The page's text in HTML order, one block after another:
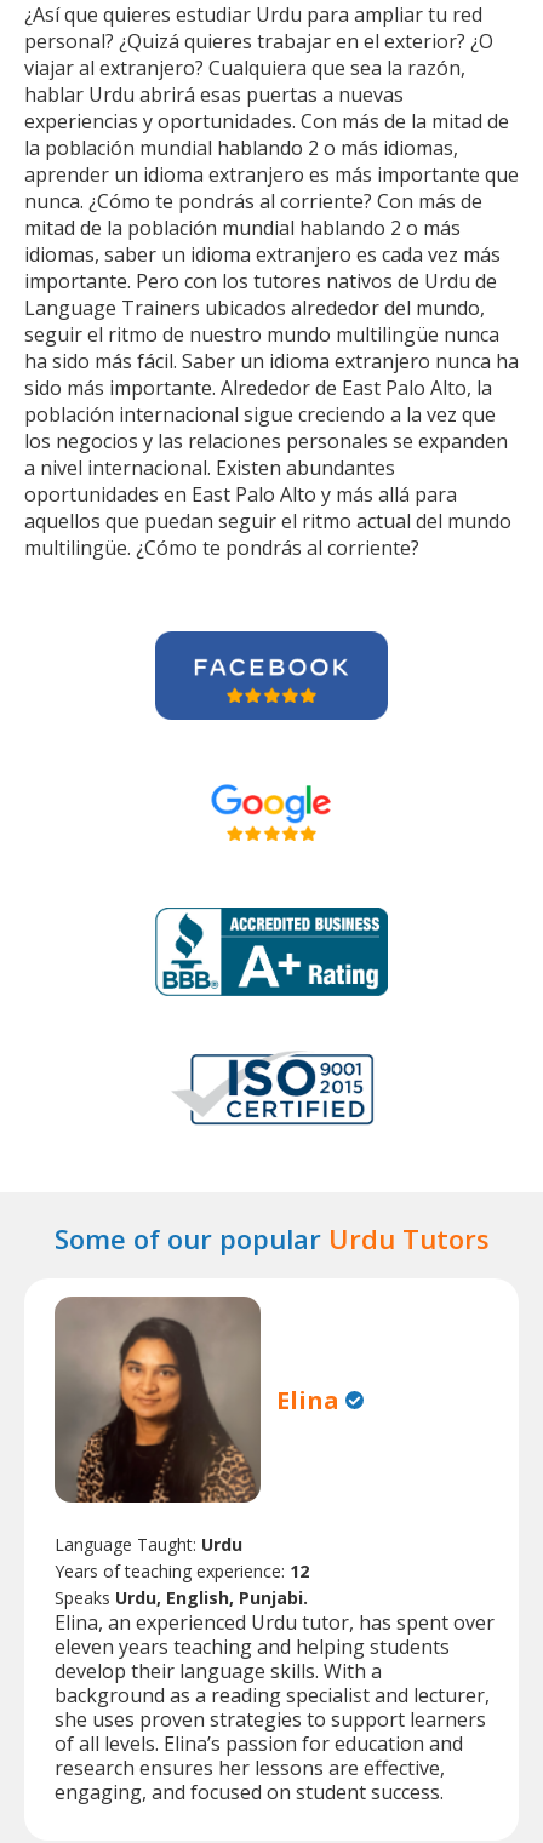
¿Así que quieres estudiar Urdu para ampliar tu red
personal? ¿Quizá quieres trabajar en el exterior? ¿O
viajar al extranjero? Cualquiera que sea la razón,
hablar Urdu abrirá esas puertas a nuevas
experiencias y oportunidades. Con más de la mitad de
la población mundial hablando 2 o más idiomas,
aprender un idioma extranjero es más importante que
nunca. ¿Cómo te pondrás al corriente? Con más de
mitad de la población mundial hablando 2 o más
idiomas, saber un idioma extranjero es cada vez más
importante. Pero con los tutores nativos de Urdu de
Language Trainers ubicados alrededor del mundo,
seguir el ritmo de nuestro mundo multilingüe nunca
ha sido más fácil. Saber un idioma extranjero nunca ha
sido más importante. Alrededor de East Palo Alto, la
población internacional sigue creciendo a la vez que
los negocios y las relaciones personales se expanden
a nivel internacional. Existen abundantes
oportunidades en East Palo Alto y más allá para
aquellos que puedan seguir el ritmo actual del mundo
multilingüe. ¿Cómo te pondrás al corriente?
Some of our popular Urdu Tutors
Elina
Language Taught: Urdu
Years of teaching experience: 12
Speaks Urdu, English, Punjabi.
Elina, an experienced Urdu tutor, has spent over
eleven years teaching and helping students
develop their language skills. With a
background as a reading specialist and lecturer,
she uses proven strategies to support learners
of all levels. Elina’s passion for education and
research ensures her lessons are effective,
engaging, and focused on student success.